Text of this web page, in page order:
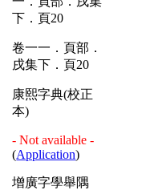
卷一一．頁部．
戌集下．頁20
康熙字典(校正
本)
- Not available -
(Application)
增廣字學舉隅